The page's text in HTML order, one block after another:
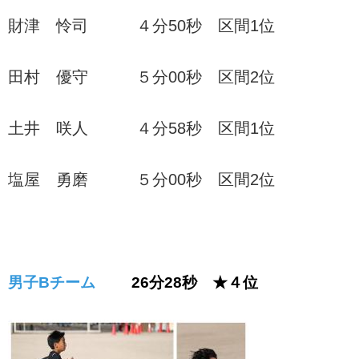
財津 怜司 ４分50秒 区間1位
田村 優守 ５分00秒 区間2位
土井 咲人 ４分58秒 区間1位
塩屋 勇磨 ５分00秒 区間2位
男子Bチーム 26分28秒 ★４位